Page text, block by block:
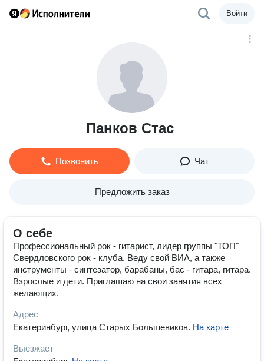
Войти
Панков Стас
Позвонить Чат
Предложить заказ
О себе
Профессиональный рок - гитарист, лидер группы "ТОП"
Свердловского рок - клуба. Веду свой ВИА, а также
инструменты - синтезатор, барабаны, бас - гитара, гитара.
Взрослые и дети. Приглашаю на свои занятия всех
желающих.
Адрес
Екатеринбург, улица Старых Большевиков. На карте
Выезжает